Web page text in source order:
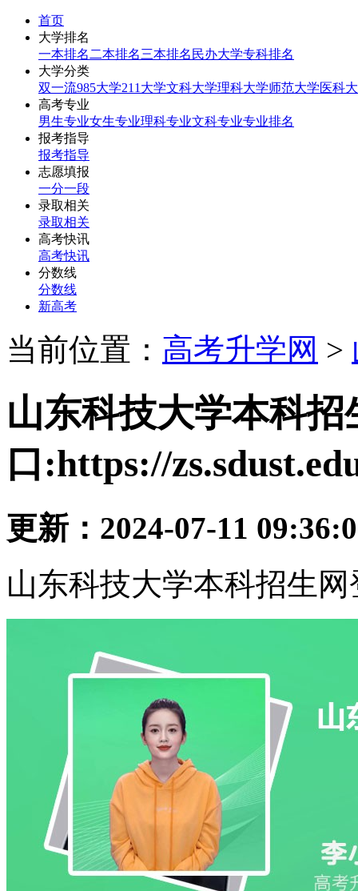
首页
大学排名
一本排名 二本排名三本排名 民办大学专科排名
大学分类
双一流985大学211大学文科大学理科大学师范大学医科
高考专业
男生专业女生专业理科专业文科专业专业排名
报考指导
报考指导
志愿填报
一分一段
录取相关
录取相关
高考快讯
高考快讯
分数线
分数线
新高考
当前位置： 高考升学网 >
山东科技大学本科招
口:https://
更新：2024-07-11
山东科技大学本科招生